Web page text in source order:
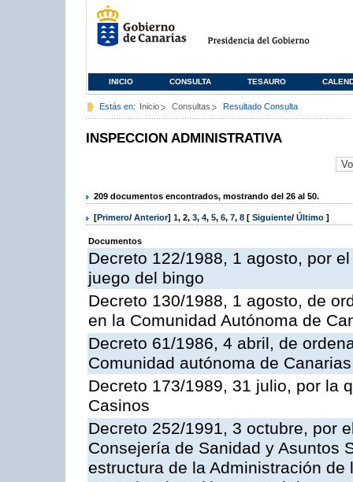
INICIO CONSULTA TESAURO
Estás en: Inicio Consultas Resultado Consulta
INSPECCION ADMINISTRATIVA
209 documentos encontrados, mostrando del 26 al 50.
[Primero/ Anterior] 1, 2, 3, 4, 5, 6, 7, 8 [ Siguiente/ Último ]
Documentos
Decreto 122/1988, 1 agosto, por
juego del bingo
Decreto 130/1988, 1 agosto, de
en la Comunidad Autónoma de
Decreto 61/1986, 4 abril, de
Comunidad autónoma de Canarias
Decreto 173/1989, 31 julio, por la
Casinos
Decreto 252/1991, 3 octubre, por
Consejería de Sanidad y Asuntos
estructura de la Administración